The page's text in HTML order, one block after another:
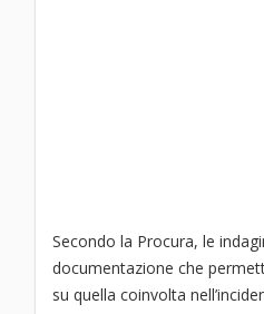
Secondo la Procura, le
documentazione che
su quella coinvolta